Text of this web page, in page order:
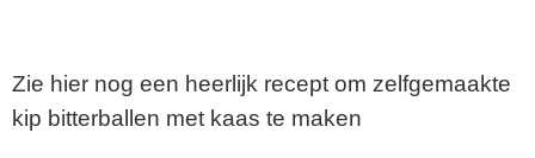
Zie hier nog een heerlijk recept om zelfgemaakte
kip bitterballen met kaas te maken